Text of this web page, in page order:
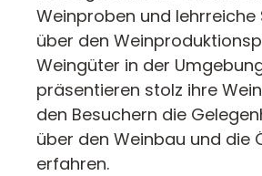
Weinproben und lehrreiche
über den
Weingüter in der
präsentieren stolz ihre
den Besuchern die
über den Weinbau und die
erfahren.